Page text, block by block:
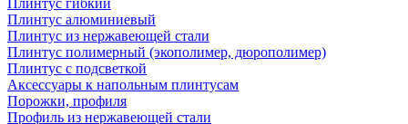
Плинтус гибкий
Плинтус алюминиевый
Плинтус из нержавеющей стали
Плинтус полимерный (экополимер, дюрополимер)
Плинтус с подсветкой
Аксессуары к напольным плинтусам
Порожки, профиля
Профиль из нержавеющей стали